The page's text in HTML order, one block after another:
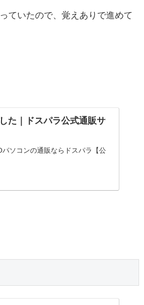
ていたので、覚えありで進めて
た｜ドスパラ公式通販サ
ソコンの通販ならドスパラ【公